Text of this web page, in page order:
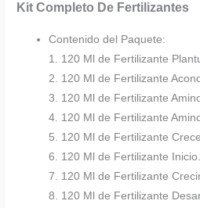
Kit Completo De Fertilizantes
Contenido del Paquete:
1. 120 Ml de Fertilizante
2. 120 Ml de Fertilizante
3. 120 Ml de Fertilizante
4. 120 Ml de Fertilizante
5. 120 Ml de Fertilizante
6. 120 Ml de Fertilizante Inicio.
7. 120 Ml de Fertilizante
8. 120 Ml de Fertilizante